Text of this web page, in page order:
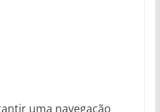
uma navegação